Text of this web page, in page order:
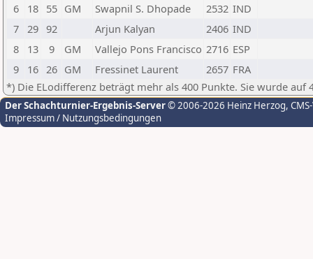
6
18 55 GM Swapnil S. Dhopade 2532 IND
7
29 92 Arjun Kalyan 2406 IND
8
13 9 GM Vallejo Pons Francisco 2716 ESP
9
16 26 GM Fressinet Laurent 2657 FRA
*) Die ELodifferenz beträgt mehr als 400 Punkte. Sie wurde auf
Der Schachturnier-Ergebnis-Server© 2006-2026 Heinz Herzog,
Impressum / Nutzungsbedingungen